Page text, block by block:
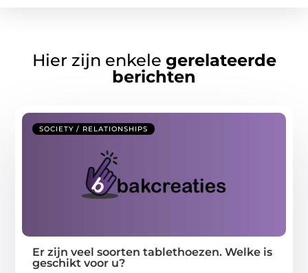
Hier zijn enkele gerelateerde
berichten
SOCIETY / RELATIONSHIPS
Er zijn veel soorten tablethoezen. Welke is
geschikt voor u?